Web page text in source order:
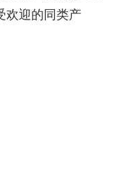
欢迎的同类产